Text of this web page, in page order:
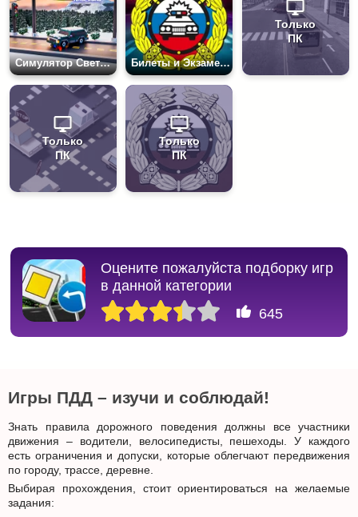
Симулятор Светофора 3D Билеты и Экзамен по ПДД 2022
Только
ПК
Только
ПК
Только
ПК
Оцените пожалуйста подборку игр
в данной категории
645
Игры ПДД – изучи и соблюдай!
Знать правила дорожного поведения должны все участники
движения – водители, велосипедисты, пешеходы. У каждого
есть ограничения и допуски, которые облегчают передвижения
по городу, трассе, деревне.
Выбирая прохождения, стоит ориентироваться на желаемые
задания: